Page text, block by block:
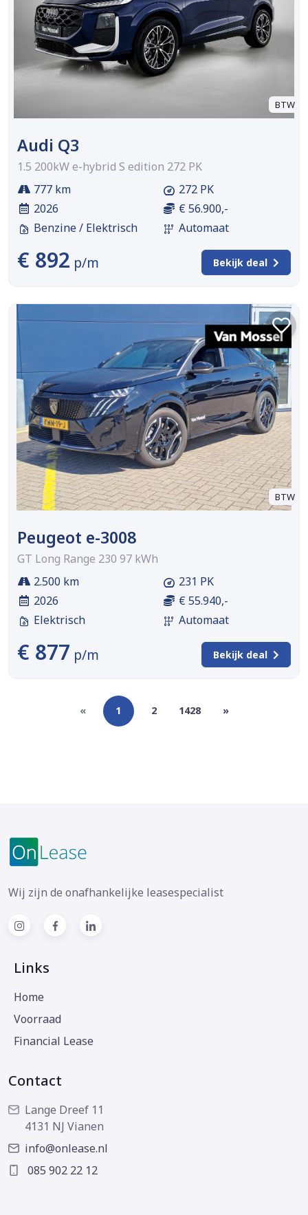
BTW
Audi Q3
1.5 200kW e-hybrid S edition 272 PK
777 km
2026
Benzine / Elektrisch
272 PK
€ 56.900,-
Automaat
€ 892 p/m Bekijk deal
BTW
Peugeot e-3008
GT Long Range 230 97 kWh
2.500 km
2026
Elektrisch
231 PK
€ 55.940,-
Automaat
€ 877 p/m Bekijk deal
« 1 2 1428 »
Wij zijn de onafhankelijke leasespecialist
Links
Home
Voorraad
Financial Lease
Contact
Lange Dreef 11
4131 NJ Vianen
info@onlease.nl
085 902 22 12